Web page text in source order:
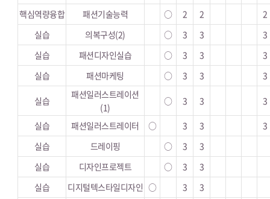
핵심역량융합
패션기술능력 ○ 2 2
2
실습
의복구성(2) ○ 3 3
3
실습
패션디자인실습 ○ 3 3
3
실습
패션마케팅 ○ 3 3 3
실습
패션일러스트레이션
(1)
○ 3 3 3
실습 패션일러스트레이터 ○ 3 3
3
실습
드레이핑 ○ 3
3
실습
디자인프로젝트 ○ 3
3
실습
디지털텍스타일디자인 ○ 3
3